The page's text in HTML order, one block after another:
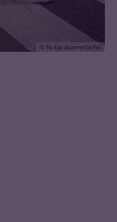
© fb kja dueren|eifel